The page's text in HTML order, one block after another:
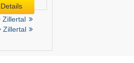
Details
Zillertal
Zillertal